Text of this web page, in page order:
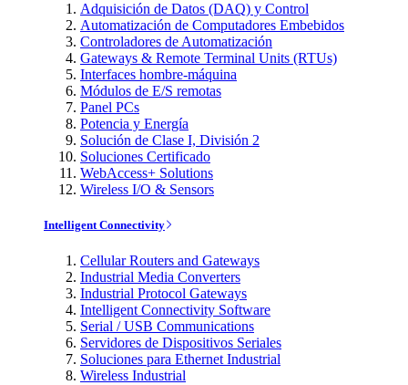
Adquisición de Datos (DAQ) y Control
Automatización de Computadores Embebidos
Controladores de Automatización
Gateways & Remote Terminal Units (RTUs)
Interfaces hombre-máquina
Módulos de E/S remotas
Panel PCs
Potencia y Energía
Solución de Clase I, División 2
Soluciones Certificado
WebAccess+ Solutions
Wireless I/O & Sensors
Intelligent Connectivity
Cellular Routers and Gateways
Industrial Media Converters
Industrial Protocol Gateways
Intelligent Connectivity Software
Serial / USB Communications
Servidores de Dispositivos Seriales
Soluciones para Ethernet Industrial
Wireless Industrial